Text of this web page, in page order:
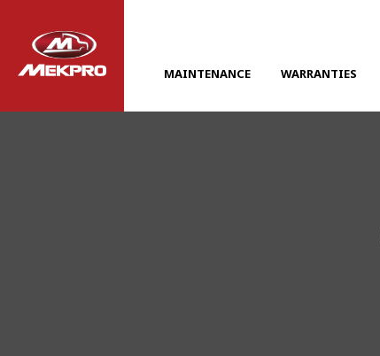
MAINTENANCE WARRANTIES